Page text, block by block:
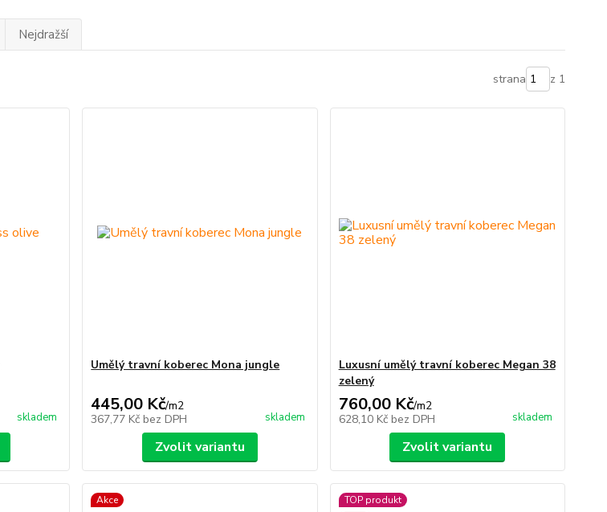
Nejdražší
strana z 1
skladem
Umělý travní koberec Mona jungle
445,00 Kč/m2
367,77 Kč bez DPH skladem
Zvolit variantu
Luxusní umělý travní koberec Megan 38
zelený
760,00 Kč/m2
628,10 Kč bez DPH skladem
Zvolit variantu
Akce
TOP produkt